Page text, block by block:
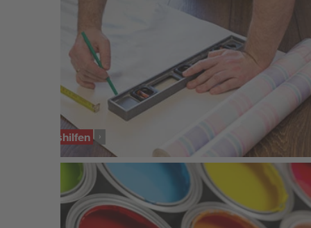
Planungshilfen